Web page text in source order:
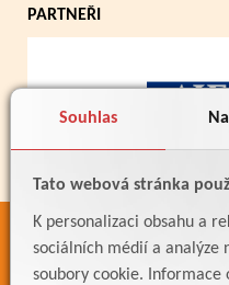
Souhlas
Tato webová stránka
K personalizaci obsahu a
sociálních médií a analýze
soubory cookie. Informace
PARTNEŘI
ODKAZY